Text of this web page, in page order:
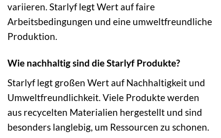
variieren. Starlyf legt Wert auf faire
Arbeitsbedingungen und eine umweltfreundliche
Produktion.
Wie nachhaltig sind die Starlyf Produkte?
Starlyf legt großen Wert auf Nachhaltigkeit und
Umweltfreundlichkeit. Viele Produkte werden
aus recycelten Materialien hergestellt und sind
besonders langlebig, um Ressourcen zu schonen.